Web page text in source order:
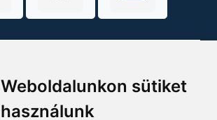
Weboldalunkon sütiket
használunk
ELÉRHETŐSÉGEK